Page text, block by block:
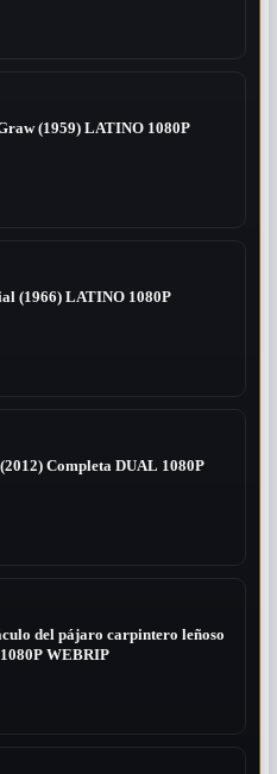
(1959) LATINO 1080P
(1966) LATINO 1080P
Completa DUAL 1080P
del pájaro carpintero leñoso
WEBRIP